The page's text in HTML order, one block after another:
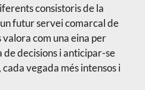
consistoris de la
futur servei comarcal de
valora com una eina per
decisions i anticipar-se
cada vegada més intensos i